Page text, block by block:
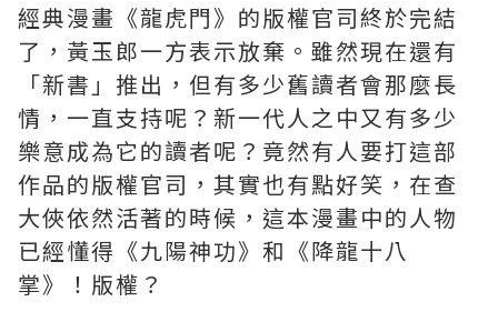
經典漫畫《龍虎門》的版權官司終於完結
了，黃玉郎一方表示放棄。雖然現在還有
「新書」推出，但有多少舊讀者會那麼長
情，一直支持呢？新一代人之中又有多少
樂意成為它的讀者呢？竟然有人要打這部
作品的版權官司，其實也有點好笑，在查
大俠依然活著的時候，這本漫畫中的人物
已經懂得《九陽神功》和《降龍十八
掌》！版權？